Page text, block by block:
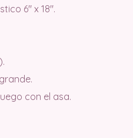
6″ x 18″.
con el asa.